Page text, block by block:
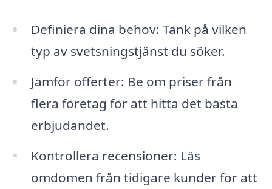
Definiera dina behov: Tänk på vilken
typ av svetsningstjänst du söker.
Jämför offerter: Be om priser från
flera företag för att hitta det bästa
erbjudandet.
Kontrollera recensioner: Läs
omdömen från tidigare kunder för att